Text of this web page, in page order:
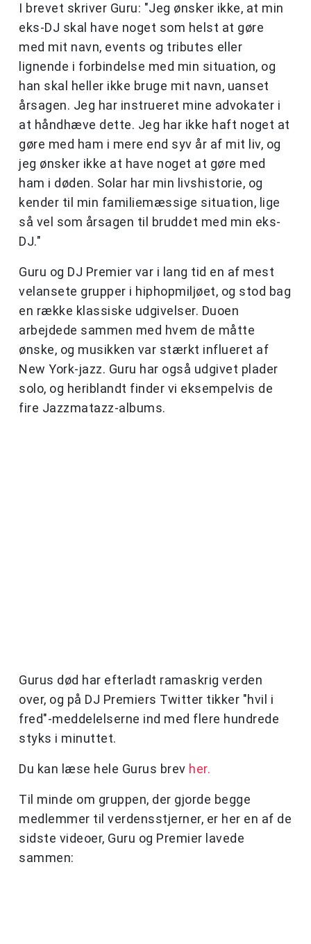
I brevet skriver Guru: "Jeg ønsker ikke, at min
eks-DJ skal have noget som helst at gøre
med mit navn, events og tributes eller
lignende i forbindelse med min situation, og
han skal heller ikke bruge mit navn, uanset
årsagen. Jeg har instrueret mine advokater i
at håndhæve dette. Jeg har ikke haft noget at
gøre med ham i mere end syv år af mit liv, og
jeg ønsker ikke at have noget at gøre med
ham i døden. Solar har min livshistorie, og
kender til min familiemæssige situation, lige
så vel som årsagen til bruddet med min eks-
DJ."
Guru og DJ Premier var i lang tid en af mest
velansete grupper i hiphopmiljøet, og stod bag
en række klassiske udgivelser. Duoen
arbejdede sammen med hvem de måtte
ønske, og musikken var stærkt influeret af
New York-jazz. Guru har også udgivet plader
solo, og heriblandt finder vi eksempelvis de
fire Jazzmatazz-albums.
Gurus død har efterladt ramaskrig verden
over, og på DJ Premiers Twitter tikker "hvil i
fred"-meddelelserne ind med flere hundrede
styks i minuttet.
Du kan læse hele Gurus brev her.
Til minde om gruppen, der gjorde begge
medlemmer til verdensstjerner, er her en af de
sidste videoer, Guru og Premier lavede
sammen: